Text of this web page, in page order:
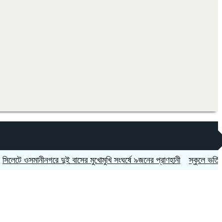
ওসমানীনগরে দুই বাসের মুখোমুখি সংঘর্ষে ৯জনের প্রাণহানী স্কুলে ভর্তিতে